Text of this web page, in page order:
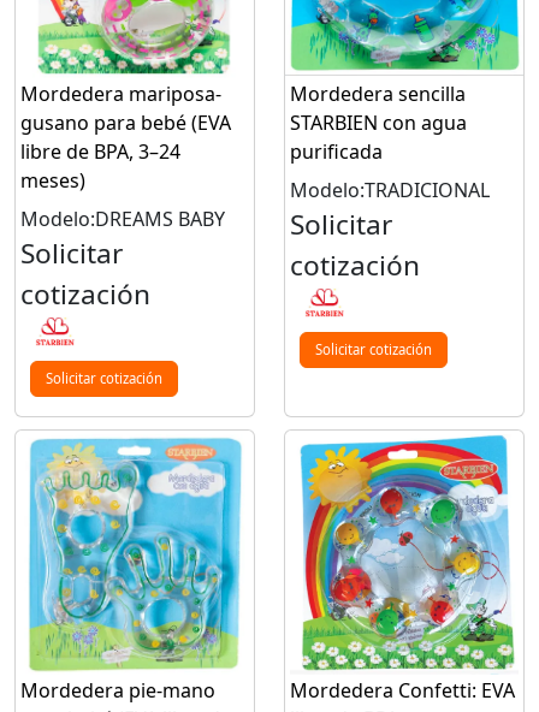
Mordedera mariposa-
gusano para bebé (EVA
libre de BPA, 3–24
meses)
Modelo:DREAMS BABY
Solicitar
cotización
Solicitar cotización
Mordedera sencilla
STARBIEN con agua
purificada
Modelo:TRADICIONAL
Solicitar
cotización
Solicitar cotización
Mordedera pie-mano
Mordedera Confetti: EVA